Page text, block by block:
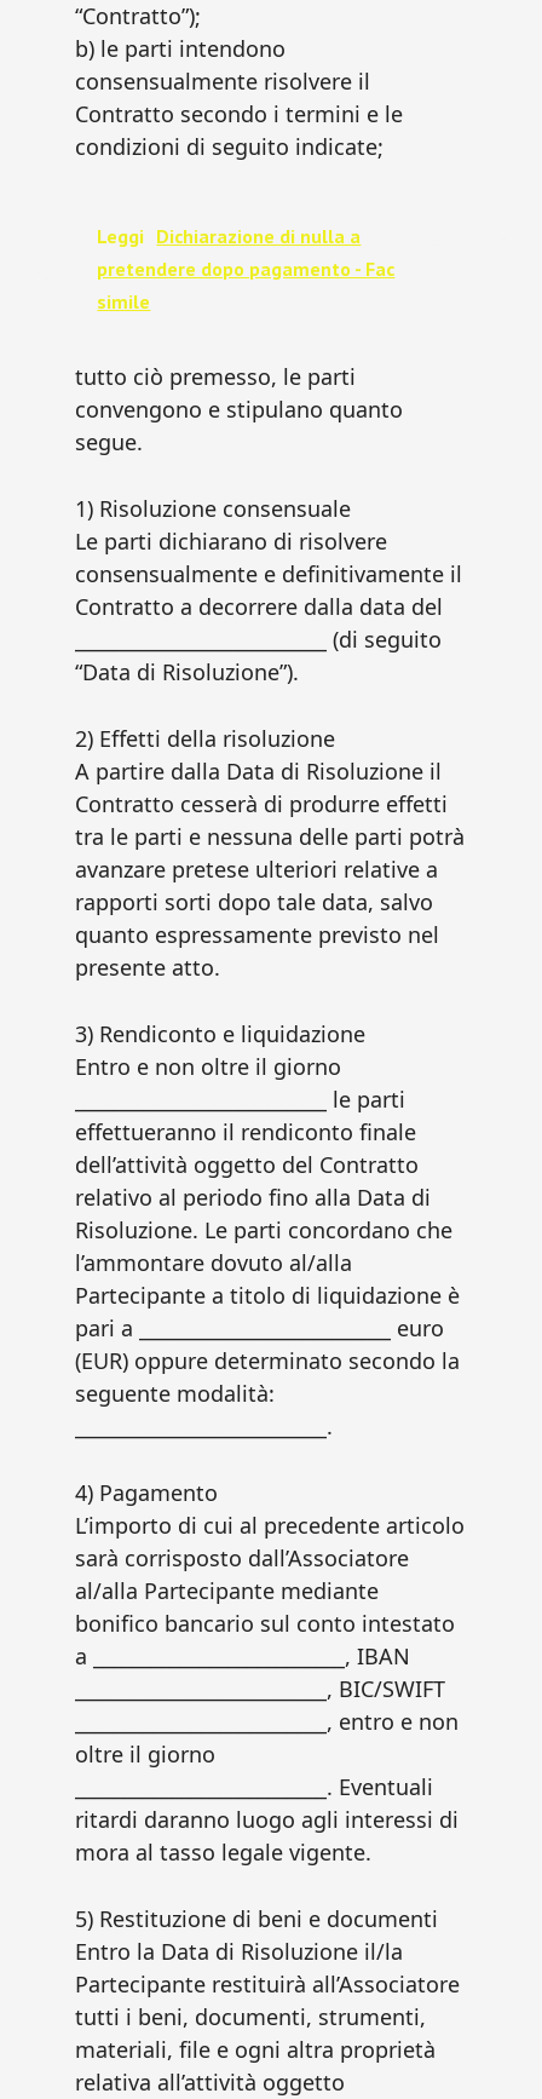
“Contratto”);
b) le parti intendono
consensualmente risolvere il
Contratto secondo i termini e le
condizioni di seguito indicate;
Leggi Dichiarazione di nulla a
pretendere dopo pagamento - Fac
simile
tutto ciò premesso, le parti
convengono e stipulano quanto
segue.
1) Risoluzione consensuale
Le parti dichiarano di risolvere
consensualmente e definitivamente il
Contratto a decorrere dalla data del
__________________________ (di seguito
“Data di Risoluzione”).
2) Effetti della risoluzione
A partire dalla Data di Risoluzione il
Contratto cesserà di produrre effetti
tra le parti e nessuna delle parti potrà
avanzare pretese ulteriori relative a
rapporti sorti dopo tale data, salvo
quanto espressamente previsto nel
presente atto.
3) Rendiconto e liquidazione
Entro e non oltre il giorno
__________________________ le parti
effettueranno il rendiconto finale
dell’attività oggetto del Contratto
relativo al periodo fino alla Data di
Risoluzione. Le parti concordano che
l’ammontare dovuto al/alla
Partecipante a titolo di liquidazione è
pari a __________________________ euro
(EUR) oppure determinato secondo la
seguente modalità:
__________________________.
4) Pagamento
L’importo di cui al precedente articolo
sarà corrisposto dall’Associatore
al/alla Partecipante mediante
bonifico bancario sul conto intestato
a __________________________, IBAN
__________________________, BIC/SWIFT
__________________________, entro e non
oltre il giorno
__________________________. Eventuali
ritardi daranno luogo agli interessi di
mora al tasso legale vigente.
5) Restituzione di beni e documenti
Entro la Data di Risoluzione il/la
Partecipante restituirà all’Associatore
tutti i beni, documenti, strumenti,
materiali, file e ogni altra proprietà
relativa all’attività oggetto